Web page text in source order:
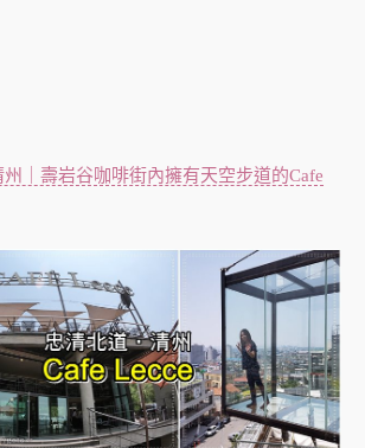
｜壽岩谷咖啡街內擁有天空步道的Cafe